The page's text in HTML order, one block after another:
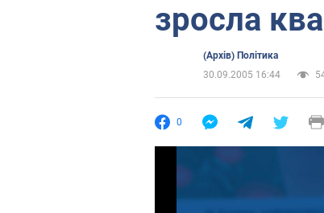
зросла
(Архів) Політика
30.09.2005 16:44
0